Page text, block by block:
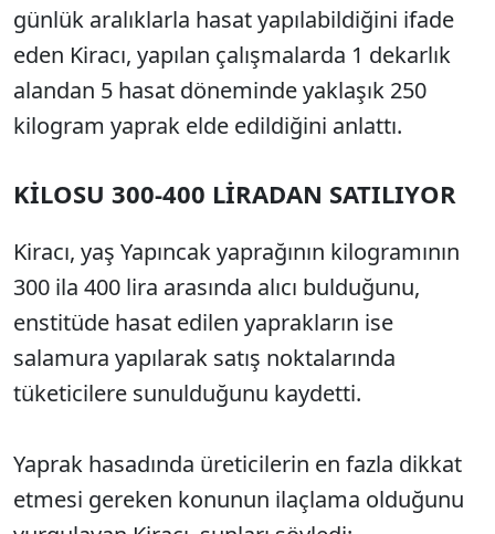
günlük aralıklarla hasat yapılabildiğini ifade
eden Kiracı, yapılan çalışmalarda 1 dekarlık
alandan 5 hasat döneminde yaklaşık 250
kilogram yaprak elde edildiğini anlattı.
KİLOSU 300-400 LİRADAN SATILIYOR
Kiracı, yaş Yapıncak yaprağının kilogramının
300 ila 400 lira arasında alıcı bulduğunu,
enstitüde hasat edilen yaprakların ise
salamura yapılarak satış noktalarında
tüketicilere sunulduğunu kaydetti.
Yaprak hasadında üreticilerin en fazla dikkat
etmesi gereken konunun ilaçlama olduğunu